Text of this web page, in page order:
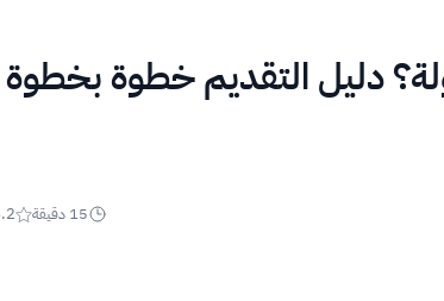
دليل التقديم خطوة بخطوة
15 دقيقة